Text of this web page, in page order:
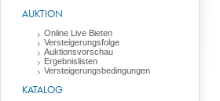
AUKTION
Online Live Bieten
Versteigerungsfolge
Auktionsvorschau
Ergebnislisten
Versteigerungsbedingungen
KATALOG